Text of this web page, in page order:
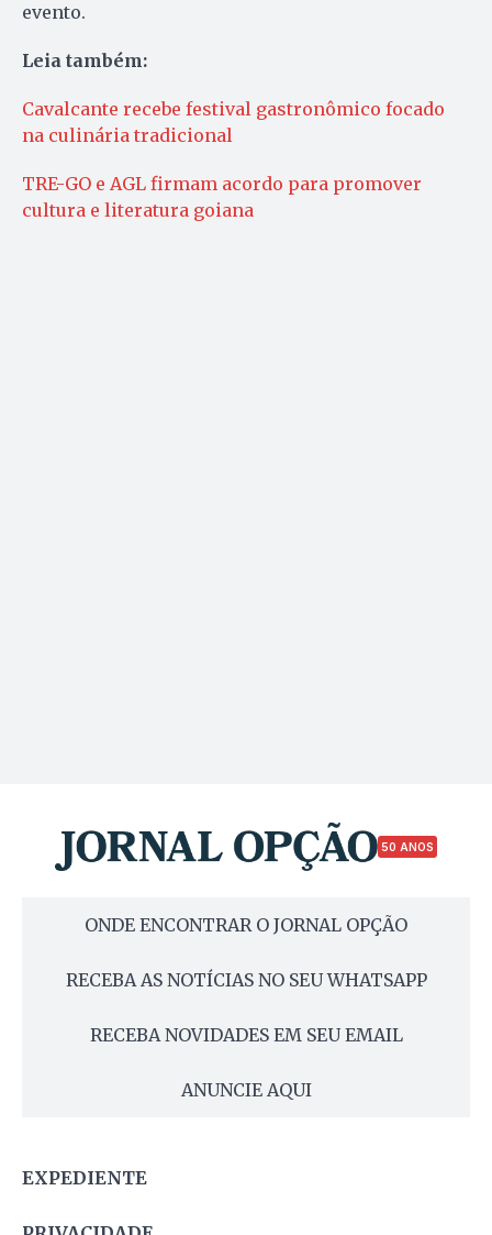
evento.
Leia também:
Cavalcante recebe festival gastronômico focado
na culinária tradicional
TRE-GO e AGL firmam acordo para promover
cultura e literatura goiana
50 ANOS
ONDE ENCONTRAR O JORNAL OPÇÃO
RECEBA AS NOTÍCIAS NO SEU WHATSAPP
RECEBA NOVIDADES EM SEU EMAIL
ANUNCIE AQUI
EXPEDIENTE